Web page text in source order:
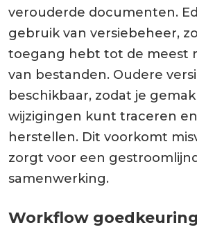
verouderde documenten.
gebruik van versiebeheer,
toegang hebt tot de meest
van bestanden. Oudere
beschikbaar, zodat je
wijzigingen kunt traceren
herstellen. Dit voorkomt
zorgt voor een
samenwerking.
Workflow